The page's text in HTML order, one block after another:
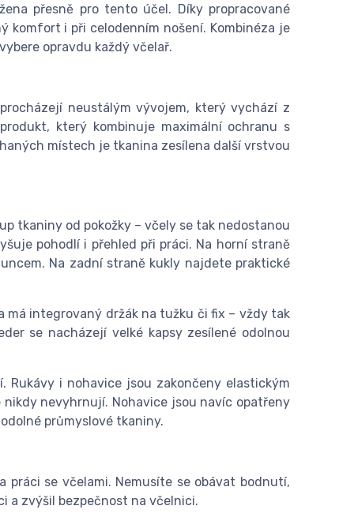
přesně pro tento účel. Díky propracované
i při celodenním nošení. Kombinéza je
opravdu každý včelař.
neustálým vývojem, který vychází z
který kombinuje maximální ochranu s
místech je tkanina zesílena další vrstvou
tkaniny od pokožky – včely se tak nedostanou
pohodlí i přehled při práci. Na horní straně
Na zadní straně kukly najdete praktické
má integrovaný držák na tužku či fix – vždy tak
se nacházejí velké kapsy zesílené odolnou
Rukávy i nohavice jsou zakončeny elastickým
nevyhrnují. Nohavice jsou navíc opatřeny
průmyslové tkaniny.
práci se včelami. Nemusíte se obávat bodnutí,
a zvýšil bezpečnost na včelnici.